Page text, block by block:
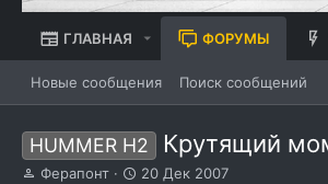
ГЛАВНАЯ ФОРУМЫ
Новые сообщения Поиск сообщений
HUMMER H2 Крутящий
А
Ферапонт
Д
20 Дек 2007